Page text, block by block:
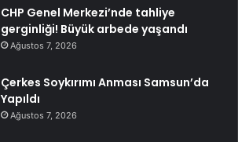
CHP Genel Merkezi’nde tahliye
gerginliği! Büyük arbede yaşandı
Ağustos 7, 2026
Çerkes Soykırımı Anması Samsun’da
Yapıldı
Ağustos 7, 2026